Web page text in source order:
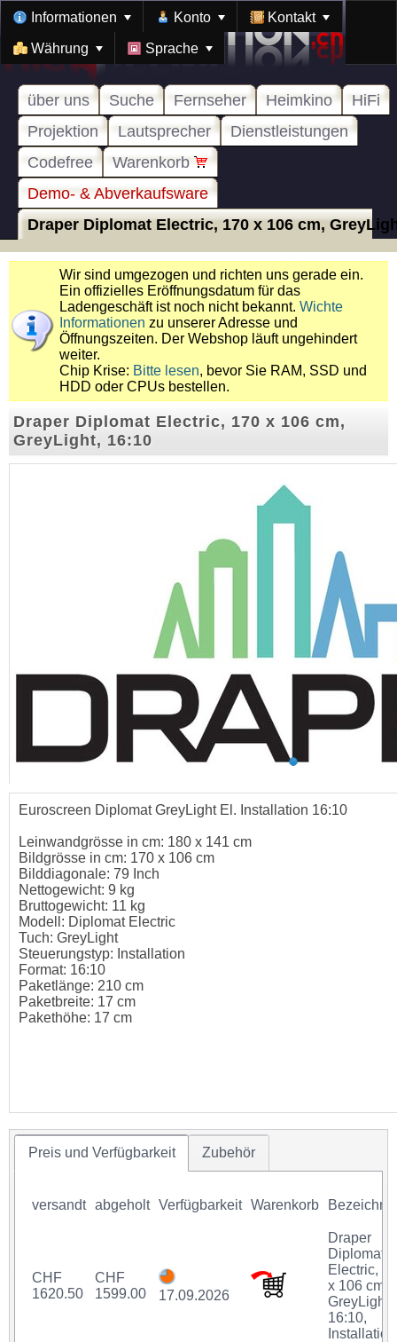
Informationen Konto Kontakt
Währung Sprache
über uns Suche Fernseher Heimkino
HiFi
Projektion
Lautsprecher
Dienstleistungen
Codefree
Warenkorb
Demo- & Abverkaufsware
Draper Diplomat Electric, 170 x 106 cm,
Wir sind umgezogen und richten uns gerade ein.
Ein offizielles Eröffnungsdatum für das
Ladengeschäft ist noch nicht bekannt. Wichte
Informationen zu unserer Adresse und
Öffnungszeiten. Der Webshop läuft ungehindert
weiter.
Chip Krise: Bitte lesen, bevor Sie RAM, SSD und
HDD oder CPUs bestellen.
Draper Diplomat Electric, 170 x 106 cm,
GreyLight, 16:10
Euroscreen Diplomat GreyLight El. Installation 16:10
Leinwandgrösse in cm: 180 x 141 cm
Bildgrösse in cm: 170 x 106 cm
Bilddiagonale: 79 Inch
Nettogewicht: 9 kg
Bruttogewicht: 11 kg
Modell: Diplomat Electric
Tuch: GreyLight
Steuerungstyp: Installation
Format: 16:10
Paketlänge: 210 cm
Paketbreite: 17 cm
Pakethöhe: 17 cm
Preis und Verfügbarkeit Zubehör
versandt abgeholt Verfügbarkeit Warenkorb
CHF
1620.50
CHF
1599.00
17.09.2026
Draper
Diplomat
Electric,
x 106 cm,
GreyLight,
16:10,
Installation